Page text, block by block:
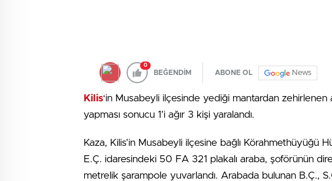
0
BEĞENDİM ABONE OL News
Kilis‘in Musabeyli ilçesinde yediği mantardan zehirlenen
yapması sonucu 1’i ağır 3 kişi yaralandı.
Kaza, Kilis’in Musabeyli ilçesine bağlı Körahmethüyüğü
E.Ç. idaresindeki 50 FA 321 plakalı araba, şoförünün
metrelik şarampole yuvarlandı. Arabada bulunan B.Ç.,